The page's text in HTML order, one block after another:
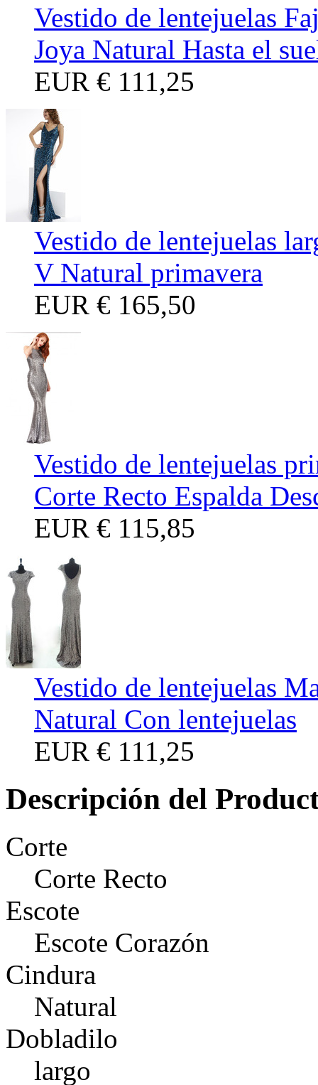
Vestido de lentejuelas
Joya Natural Hasta el
EUR € 111,25
Vestido de lentejuelas
V Natural primavera
EUR € 165,50
Vestido de lentejuelas
Corte Recto Espalda
EUR € 115,85
Vestido de lentejuelas
Natural Con lentejuelas
EUR € 111,25
Descripción del
Corte
Corte Recto
Escote
Escote Corazón
Cindura
Natural
Dobladilo
largo